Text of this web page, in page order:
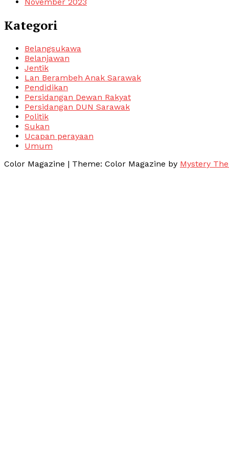
November 2023
Kategori
Belangsukawa
Belanjawan
Jentik
Lan Berambeh Anak Sarawak
Pendidikan
Persidangan Dewan Rakyat
Persidangan DUN Sarawak
Politik
Sukan
Ucapan perayaan
Umum
Color Magazine | Theme: Color Magazine by Mystery